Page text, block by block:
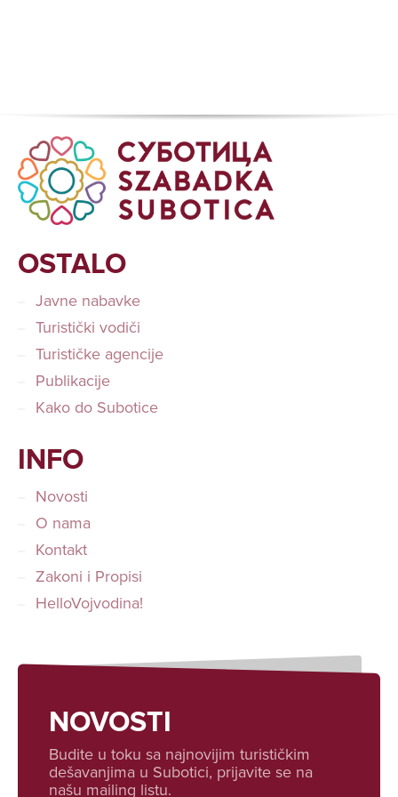
OSTALO
Javne nabavke
Turistički vodiči
Turističke agencije
Publikacije
Kako do Subotice
INFO
Novosti
O nama
Kontakt
Zakoni i Propisi
HelloVojvodina!
NOVOSTI
Budite u toku sa najnovijim turističkim
dešavanjima u Subotici, prijavite se na
našu mailing listu.